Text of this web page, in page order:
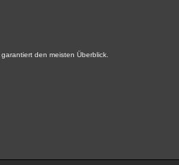
den meisten Überblick.